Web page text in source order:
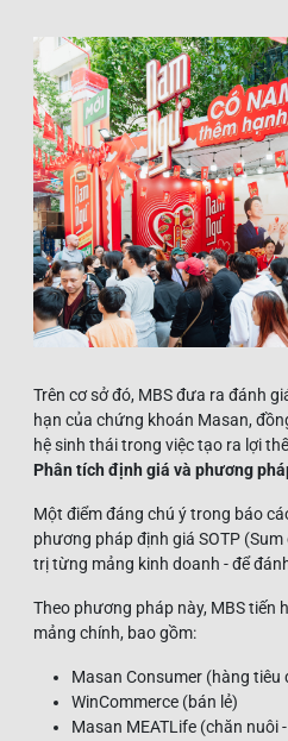
Trên cơ sở đó, MBS đưa ra đánh
hạn của chứng khoán Masan,
hệ sinh thái trong việc tạo ra lợi
Phân tích định giá và phương
Một điểm đáng chú ý trong báo
phương pháp định giá SOTP
trị từng mảng kinh doanh - để
Theo phương pháp này, MBS tiến
mảng chính, bao gồm:
Masan Consumer (hàng tiêu
WinCommerce (bán lẻ)
Masan MEATLife (chăn nuôi